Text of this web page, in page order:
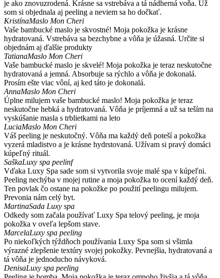
je ako znovuzrodená. Krásne sa vstrebáva a tá nádherná voňa. Už
som si objednala aj peeling a neviem sa ho dočkať.
KristínaMaslo Mon Cheri
Vaše bambucké maslo je skvostné! Moja pokožka je krásne
hydratovaná. Vstrebáva sa bezchybne a vôňa je úžasná. Určite si
objednám aj ďalšie produkty
TatianaMaslo Mon Cheri
Vaše bambucké maslo je skvelé! Moja pokožka je teraz neskutočne
hydratovaná a jemná. Absorbuje sa rýchlo a vôňa je dokonalá.
Prosím ešte viac vôní, aj ked táto je dokonalá.
AnnaMaslo Mon Cheri
Úplne milujem vaše bambucké maslo! Moja pokožka je teraz
neskutočne hebká a hydratovaná. Vôňa je príjemná a už sa teším na
vyskúšanie masla s trblietkami na leto
LuciaMaslo Mon Cheri
Váš peeling je neskutočný. Vôňa ma každý deň poteší a pokožka
vyzerá mladistvo a je krásne hydrstovaná. Užívam si pravý domáci
kúpeľný rituál.
SaškaLuxy spa peelinf
Vďaka Luxy Spa sade som si vytvorila svoje malé spa v kúpeľni.
Peeling nechýba v mojej rutine a moja pokožka to ocení každý deň.
Ten povlak čo ostane na pokožke po použití peelingu milujem.
Prevonia nám celý byt.
MartinaSada Luxy spa
Odkedy som začala používať Luxy Spa telový peeling, je moja
pokožka v oveľa lepšom stave.
MarcelaLuxy spa peeling
Po niekoľkých týždňoch používania Luxy Spa som si všimla
výrazné zlepšenie textúry svojej pokožky. Pevnejšia, hydratovaná a
tá vôňa je jednoducho návyková.
DenisaLuxy spa peeling